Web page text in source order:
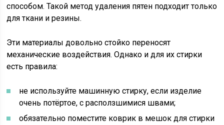
способом. Такой метод удаления пятен подходит только
для ткани и резины.
Эти материалы довольно стойко переносят
механические воздействия. Однако и для их стирки
есть правила:
не используйте машинную стирку, если изделие
очень потёртое, с расползшимися швами;
обязательно поместите коврик в мешок для стирки